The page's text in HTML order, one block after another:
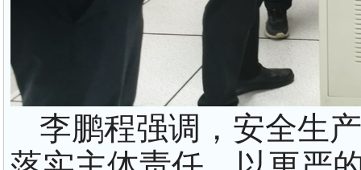
李鹏程强调，安全生